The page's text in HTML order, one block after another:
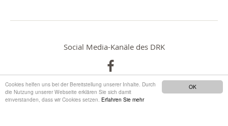
OK
Cookies helfen uns bei der Bereitstellung unserer Inhalte. Durch
die Nutzung unserer Webseite erklären Sie sich damit
einverstanden, dass wir Cookies setzen. Erfahren Sie mehr
Social Media-Kanäle des DRK